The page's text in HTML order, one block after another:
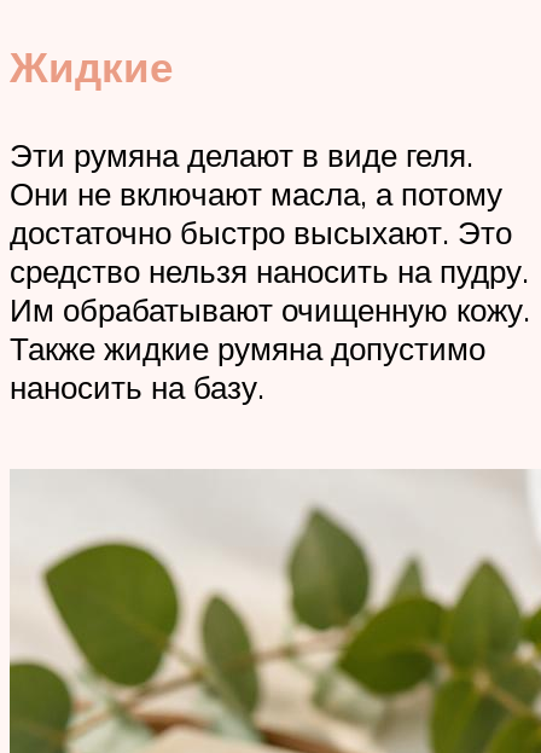
Жидкие
Эти румяна делают в виде геля.
Они не включают масла, а потому
достаточно быстро высыхают. Это
средство нельзя наносить на пудру.
Им обрабатывают очищенную кожу.
Также жидкие румяна допустимо
наносить на базу.